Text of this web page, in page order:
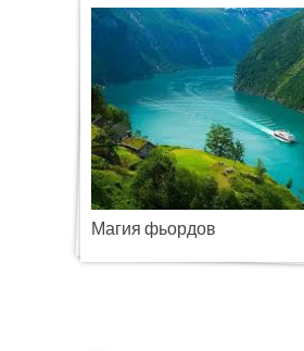
Магия фьордов